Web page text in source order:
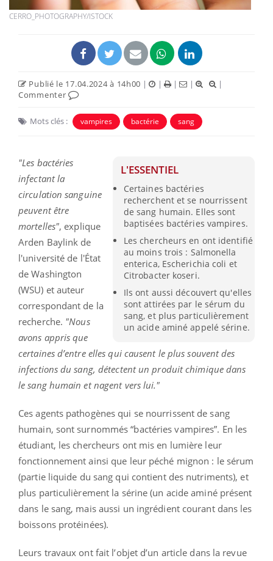
CERRO_PHOTOGRAPHY/ISTOCK
Publié le 17.04.2024 à 14h00 | | | |
|
Commenter
Mots clés : vampires bactérie sang
L'ESSENTIEL
Certaines bactéries
recherchent et se nourrissent
de sang humain. Elles sont
baptisées bactéries vampires.
Les chercheurs en ont identifié
au moins trois : Salmonella
enterica, Escherichia coli et
Citrobacter koseri.
Ils ont aussi découvert qu'elles
sont attirées par le sérum du
sang, et plus particulièrement
un acide aminé appelé sérine.
"Les bactéries
infectant la
circulation sanguine
peuvent être
mortelles", explique
Arden Baylink de
l'université de l'État
de Washington
(WSU) et auteur
correspondant de la
recherche. "Nous
avons appris que
certaines d’entre elles qui causent le plus souvent des
infections du sang, détectent un produit chimique dans
le sang humain et nagent vers lui."
Ces agents pathogènes qui se nourrissent de sang
humain, sont surnommés “bactéries vampires”. En les
étudiant, les chercheurs ont mis en lumière leur
fonctionnement ainsi que leur péché mignon : le sérum
(partie liquide du sang qui contient des nutriments), et
plus particulièrement la sérine (un acide aminé présent
dans le sang, mais aussi un ingrédient courant dans les
boissons protéinées).
Leurs travaux ont fait l’objet d’un article dans la revue